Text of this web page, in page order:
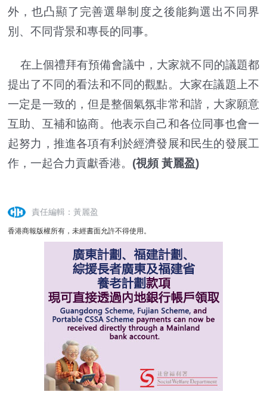
外，也凸顯了完善選舉制度之後能夠選出不同界
別、不同背景和專長的同事。
在上個禮拜有預備會議中，大家就不同的議題都
提出了不同的看法和不同的觀點。大家在議題上不
一定是一致的，但是整個氣氛非常和諧，大家願意
互助、互補和協商。他表示自己和各位同事也會一
起努力，推進各項有利於經濟發展和民生的發展工
作，一起合力貢獻香港。 (視頻 黃麗盈)
責任編輯：黃麗盈
香港商報版權所有，未經書面允許不得使用。